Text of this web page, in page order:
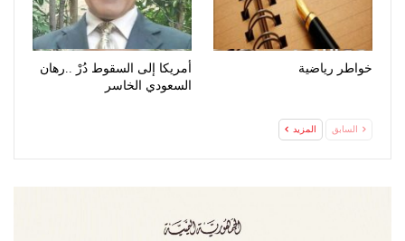
خواطر رياضية
أمريكا إلى السقوط دُرْ ..رهان
السعودي الخاسر
السابق المزيد